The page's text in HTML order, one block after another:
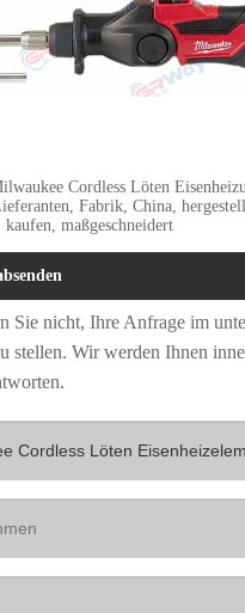
Cordless Löten
Fabrik, China,
kaufen, maßgeschneidert
Sie nicht, Ihre Anfrage im
stellen. Wir werden Ihnen